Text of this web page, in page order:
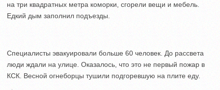
на три квадратных метра коморки, сгорели вещи и мебель.
Едкий дым заполнил подъезды.
Специалисты эвакуировали больше 60 человек. До рассвета
люди ждали на улице. Оказалось, что это не первый пожар в
КСК. Весной огнеборцы тушили подгоревшую на плите еду.